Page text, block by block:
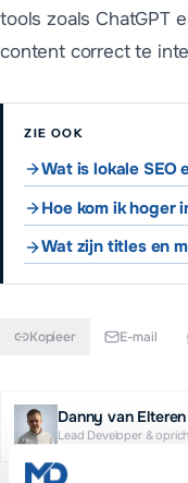
tools zoals ChatGPT
content correct te
ZIE OOK
Wat is lokale SEO
Hoe kom ik hoger
Wat zijn titles en
Kopieer E-mail
Danny van Elteren
Lead Developer &